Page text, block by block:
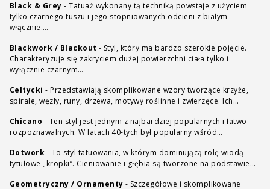
Black & Grey - Tatuaż wykonany tą techniką powstaje z użyciem
tylko czarnego tuszu i jego stopniowanych odcieni z białym
włącznie.…
Blackwork / Blackout - Styl, który ma bardzo szerokie pojęcie.
Charakteryzuje się zakryciem dużej powierzchni ciała tylko i
wyłącznie czarnym…
Celtycki - Przedstawiają skomplikowane wzory tworzące krzyże,
spirale, węzły, runy, drzewa, motywy roślinne i zwierzęce. Ich…
Chicano - Ten styl jest jednym z najbardziej popularnych i łatwo
rozpoznawalnych. W latach 40-tych był popularny wśród…
Dotwork - To styl tatuowania, w którym dominującą rolę wiodą
tytułowe „kropki”. Cieniowanie i głębia są tworzone na podstawie…
Geometryczny / Ornamenty - Szczegółowe i skomplikowane